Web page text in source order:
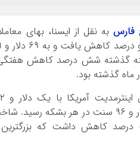
فارس به نقل از ایسنا، بهای
گذشته شش درصد کاهش
گذشته بود.
معادل ۱.۹ درصد کاهش، به ۶۶ دلار و ۹۶ سنت در هر
درصد کاهش داشت که